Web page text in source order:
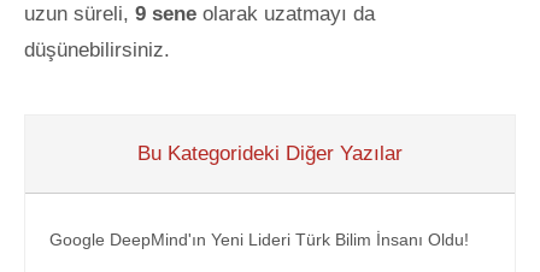
uzun süreli, 9 sene olarak uzatmayı da
düşünebilirsiniz.
Bu Kategorideki Diğer Yazılar
Google DeepMind'ın Yeni Lideri Türk Bilim İnsanı Oldu!